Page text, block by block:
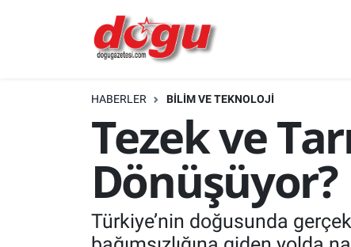
HABERLER BİLİM VE TEKNOLOJİ
Tezek ve
Dönüşüyor?
Türkiye’nin doğusunda
ERZINCAN
GÜNDEM
ERZİNCAN FOTOĞRAFLARI